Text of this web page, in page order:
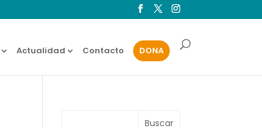
Actualidad Contacto DONA